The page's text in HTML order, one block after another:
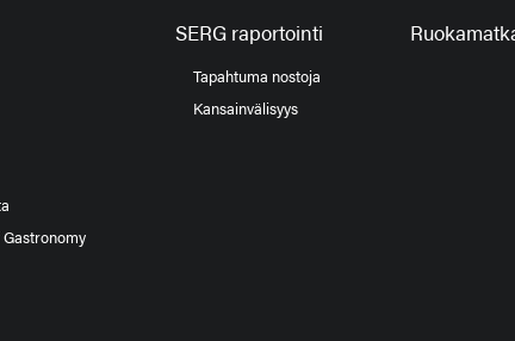
SERG raportointi
Tapahtuma nostoja
Kansainvälisyys